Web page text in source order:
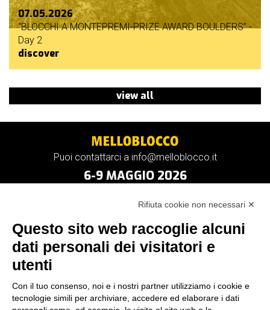
07.05.2026
“BLOCCHI A MONTEPREMI-PRIZE AWARD BOULDERS” -
Day 2
discover
view all
Puoi contattarci a info@melloblocco.it
6-9 MAGGIO 2026
Rifiuta cookie non necessari ✕
Questo sito web raccoglie alcuni
dati personali dei visitatori e
utenti
Con il tuo consenso, noi e i nostri partner utilizziamo i cookie e
tecnologie simili per archiviare, accedere ed elaborare i dati